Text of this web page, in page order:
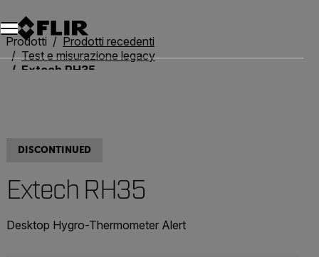
Unread messages
Modello
Rimuovi
articoli
articolo
Aggiungi al carrello
Aggiunto al carrello
Prodotti
Prodotti recedenti
Test e misurazione legacy
Extech RH35
DISCONTINUED
Extech RH35
Desktop Hygro-Thermometer Alert